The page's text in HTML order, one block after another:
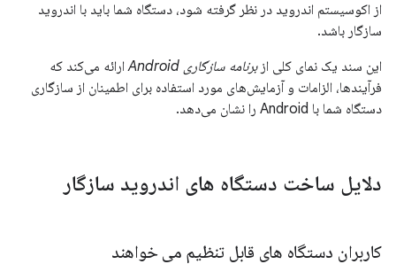
از اکوسیستم اندروید در نظر گرفته شود، دستگاه شما باید با اندروید
سازگار باشد.
این سند یک نمای کلی ازبرنامه سازگاری Android
ارائه می‌کند که
فرآیندها، الزامات و آزمایش‌های مورد استفاده برای اطمینان از سازگاری
دستگاه شما با Android را نشان می‌دهد.
دلایل ساخت دستگاه های اندروید سازگار
کاربران دستگاه های قابل تنظیم می خواهند